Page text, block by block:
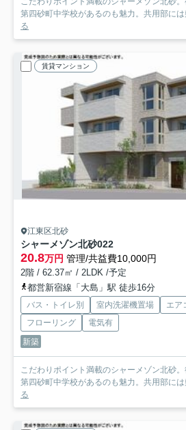
第四砂町中学校があるのも魅力。共用部に
る
賃貸マンション
江東区北砂
シャーメゾン北砂022
20.8万円 管理/共益費10,000円
2階 / 62.37㎡ / 2LDK /予定
都営新宿線「大島」駅 徒歩16分
バス・トイレ別 室内洗濯機置場 エア
フローリング
電気有
新築
こだわりポイント満載のシャーメゾン北砂
第四砂町中学校があるのも魅力。共用部に
る